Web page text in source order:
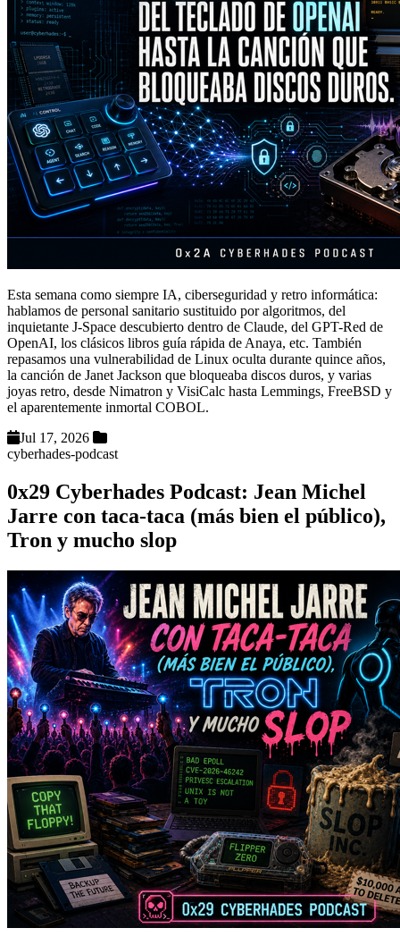
Esta semana como siempre IA, ciberseguridad y retro informática:
hablamos de personal sanitario sustituido por algoritmos, del
inquietante J-Space descubierto dentro de Claude, del GPT-Red de
OpenAI, los clásicos libros guía rápida de Anaya, etc. También
repasamos una vulnerabilidad de Linux oculta durante quince años,
la canción de Janet Jackson que bloqueaba discos duros, y varias
joyas retro, desde Nimatron y VisiCalc hasta Lemmings, FreeBSD y
el aparentemente inmortal COBOL.
Jul 17, 2026
cyberhades-podcast
0x29 Cyberhades Podcast: Jean Michel
Jarre con taca-taca (más bien el público),
Tron y mucho slop